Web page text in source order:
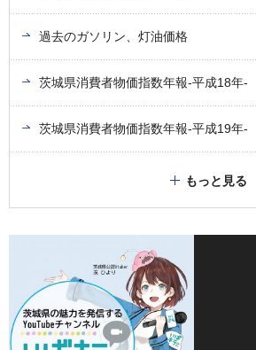
過去のガソリン、灯油価格
茨城県消費者物価指数年報-平成18年-
茨城県消費者物価指数年報-平成19年-
もっと見る